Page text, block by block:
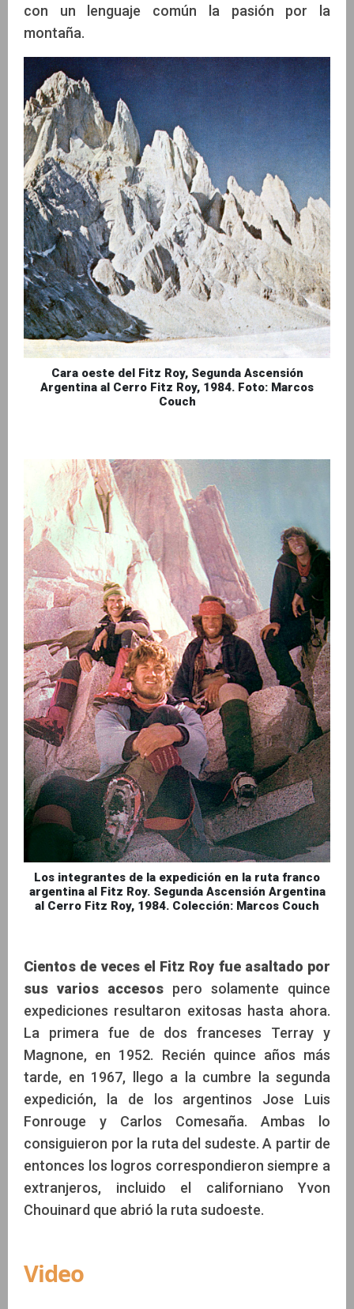
con un lenguaje común la pasión por la
montaña.
Cara oeste del Fitz Roy, Segunda Ascensión
Argentina al Cerro Fitz Roy, 1984. Foto: Marcos
Couch
Los integrantes de la expedición en la ruta franco
argentina al Fitz Roy. Segunda Ascensión Argentina
al Cerro Fitz Roy, 1984. Colección: Marcos Couch
Cientos de veces el Fitz Roy fue asaltado por
sus varios accesos pero solamente quince
expediciones resultaron exitosas hasta ahora.
La primera fue de dos franceses Terray y
Magnone, en 1952. Recién quince años más
tarde, en 1967, llego a la cumbre la segunda
expedición, la de los argentinos Jose Luis
Fonrouge y Carlos Comesaña. Ambas lo
consiguieron por la ruta del sudeste. A partir de
entonces los logros correspondieron siempre a
extranjeros, incluido el californiano Yvon
Chouinard que abrió la ruta sudoeste.
Video